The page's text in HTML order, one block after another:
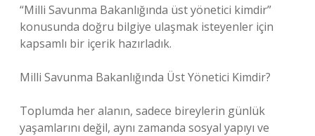
“Milli Savunma Bakanlığında üst yönetici kimdir”
konusunda doğru bilgiye ulaşmak isteyenler için
kapsamlı bir içerik hazırladık.
Milli Savunma Bakanlığında Üst Yönetici Kimdir?
Toplumda her alanın, sadece bireylerin günlük
yaşamlarını değil, aynı zamanda sosyal yapıyı ve